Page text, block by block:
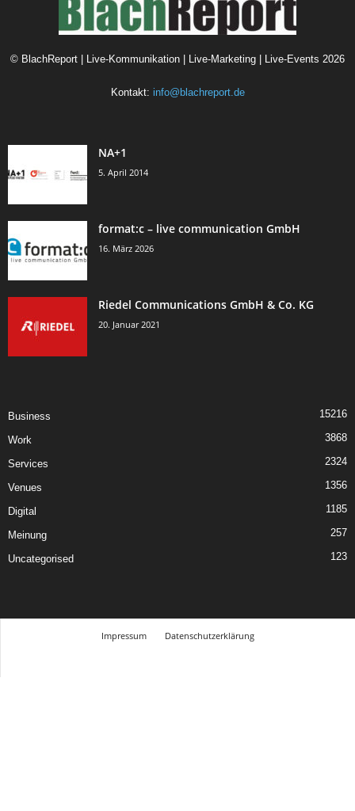
© BlachReport | Live-Kommunikation | Live-Marketing | Live-Events 2026
Kontakt: info@blachreport.de
NA+1
5. April 2014
format:c – live communication GmbH
16. März 2026
Riedel Communications GmbH & Co. KG
20. Januar 2021
Business 15216
Work 3868
Services 2324
Venues 1356
Digital 1185
Meinung 257
Uncategorised 123
Impressum
Datenschutzerklärung